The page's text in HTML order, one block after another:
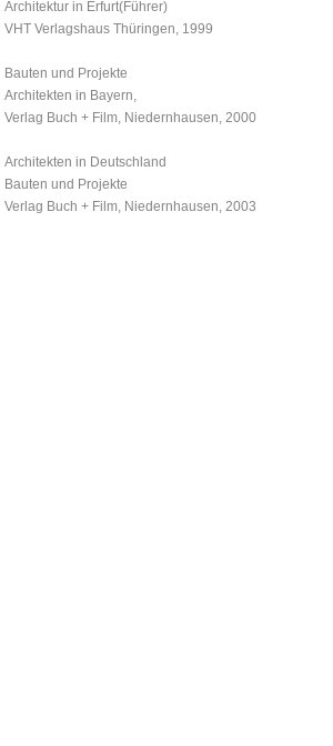
Architektur in Erfurt(Führer)
VHT Verlagshaus Thüringen, 1999
Bauten und Projekte
Architekten in Bayern,
Verlag Buch + Film, Niedernhausen, 2000
Architekten in Deutschland
Bauten und Projekte
Verlag Buch + Film, Niedernhausen, 2003